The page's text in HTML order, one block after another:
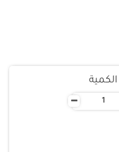
الكمية
-